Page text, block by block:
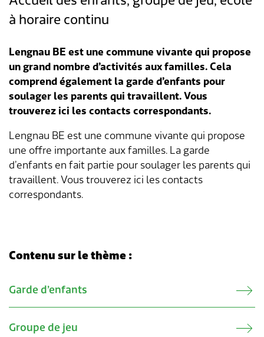
à horaire continu
Lengnau BE est une commune vivante qui propose
un grand nombre d’activités aux familles. Cela
comprend également la garde d’enfants pour
soulager les parents qui travaillent. Vous
trouverez ici les contacts correspondants.
Lengnau BE est une commune vivante qui propose
une offre importante aux familles. La garde
d’enfants en fait partie pour soulager les parents qui
travaillent. Vous trouverez ici les contacts
correspondants.
Verwandte Inhalte
Contenu sur le thème :
Garde d’enfants
Groupe de jeu
Association des parents d'accueil
Gastronomie
Location d'installations de loisirs
Autorisation d'événements
Assurances sociales
Affaires sociales
Impôts
Construire & planifier
Aménagement du territoire & planification
Cadastre RDPPF
Environnement
Energie & eau
Sécurité
A propos de Lengnau
Paroisses
Communes partenaires
Lengnauer Notizen
Département des finances
Service social
Dép. de la construction et des travaux
Dép. de l'exploitation et du génie civil
Centre d'entretien
Administration scolaire
Stage / apprentissage
Réseaux de communes
Services de A à Z
Répertoire d'adresses
Contact & heures d'ouverture